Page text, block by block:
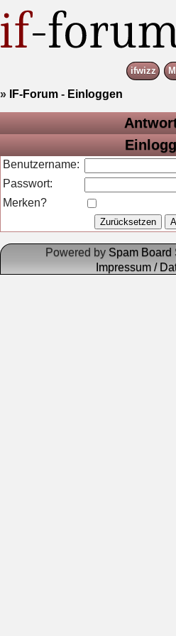
ifwizz
» IF-Forum - Einloggen
Benutzername:
Passwort:
Merken?
Powered by Spam Board
Impressum /